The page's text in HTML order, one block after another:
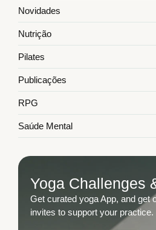
Novidades
Nutrição
Pilates
Publicações
RPG
Saúde Mental
Yoga Challenges
Get curated yoga App, and get
invites to support your practice.